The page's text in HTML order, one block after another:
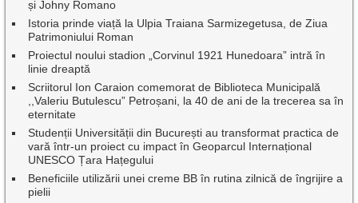
și Johny Romano
Istoria prinde viață la Ulpia Traiana Sarmizegetusa, de Ziua
Patrimoniului Roman
Proiectul noului stadion „Corvinul 1921 Hunedoara” intră în
linie dreaptă
Scriitorul Ion Caraion comemorat de Biblioteca Municipală
,,Valeriu Butulescu” Petroșani, la 40 de ani de la trecerea sa în
eternitate
Studenții Universității din București au transformat practica de
vară într-un proiect cu impact în Geoparcul Internațional
UNESCO Țara Hațegului
Beneficiile utilizării unei creme BB în rutina zilnică de îngrijire a
pielii